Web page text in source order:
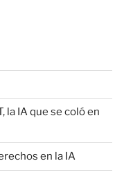
la IA que se coló en
en la IA